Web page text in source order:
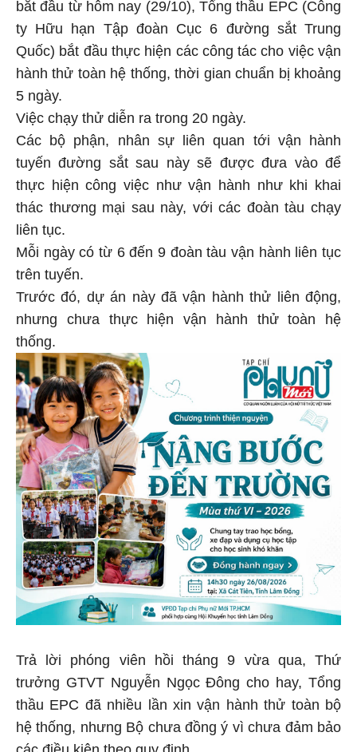
bắt đầu từ hôm nay (29/10), Tổng thầu EPC (Công
ty Hữu hạn Tập đoàn Cục 6 đường sắt Trung
Quốc) bắt đầu thực hiện các công tác cho việc vận
hành thử toàn hệ thống, thời gian chuẩn bị khoảng
5 ngày.
Việc chạy thử diễn ra trong 20 ngày.
Các bộ phận, nhân sự liên quan tới vận hành
tuyến đường sắt sau này sẽ được đưa vào để
thực hiện công việc như vận hành như khi khai
thác thương mại sau này, với các đoàn tàu chạy
liên tục.
Mỗi ngày có từ 6 đến 9 đoàn tàu vận hành liên tục
trên tuyến.
Trước đó, dự án này đã vận hành thử liên động,
nhưng chưa thực hiện vận hành thử toàn hệ
thống.
Trả lời phóng viên hồi tháng 9 vừa qua, Thứ
trưởng GTVT Nguyễn Ngọc Đông cho hay, Tổng
thầu EPC đã nhiều lần xin vận hành thử toàn bộ
hệ thống, nhưng Bộ chưa đồng ý vì chưa đảm bảo